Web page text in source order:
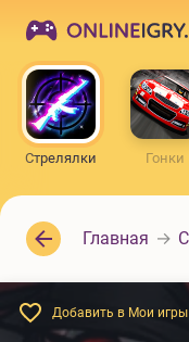
Стрелялки Гонки
Главная
Добавить в Мои игры